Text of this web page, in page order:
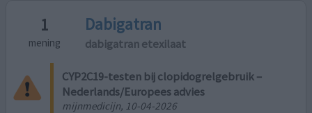
1
mening
Dabigatran
dabigatran etexilaat
CYP2C19-testen bij clopidogrelgebruik –
Nederlands/Europees advies
mijnmedicijn, 10-04-2026